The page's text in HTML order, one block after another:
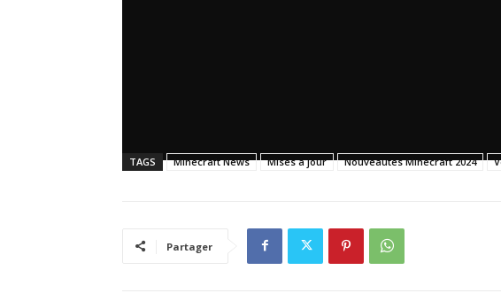
TAGS Minecraft News Mises à jour Nouveautés Minecraft 2024
Partager